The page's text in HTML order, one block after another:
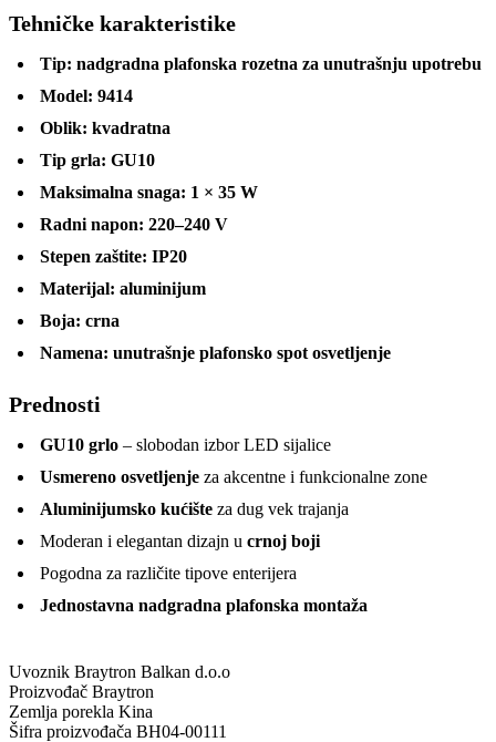
Tehničke karakteristike
Tip: nadgradna plafonska rozetna za unutrašnju upotrebu
Model: 9414
Oblik: kvadratna
Tip grla: GU10
Maksimalna snaga: 1 × 35 W
Radni napon: 220–240 V
Stepen zaštite: IP20
Materijal: aluminijum
Boja: crna
Namena: unutrašnje plafonsko spot osvetljenje
Prednosti
GU10 grlo – slobodan izbor LED sijalice
Usmereno osvetljenje za akcentne i funkcionalne zone
Aluminijumsko kućište za dug vek trajanja
Moderan i elegantan dizajn u crnoj boji
Pogodna za različite tipove enterijera
Jednostavna nadgradna plafonska montaža
Uvoznik Braytron Balkan d.o.o
Proizvođač Braytron
Zemlja porekla Kina
Šifra proizvođača BH04-00111